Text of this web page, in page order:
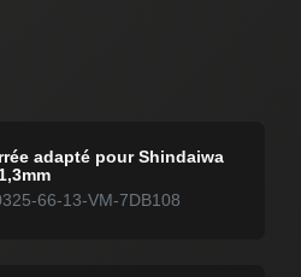
adapté pour Shindaiwa
66-13-VM-7DB108